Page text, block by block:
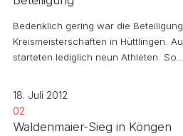
Bedenklich gering war die
Kreismeisterschaften in Hüttlingen.
starteten lediglich neun Athleten. So…
18. Juli 2012
02
Waldenmaier-Sieg in Köngen